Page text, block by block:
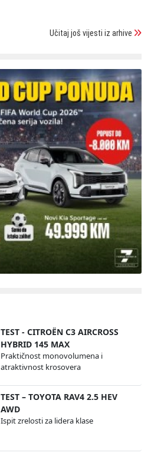
Učitaj još vijesti iz arhive
TEST - CITROËN C3 AIRCROSS
HYBRID 145 MAX
Praktičnost monovolumena i
atraktivnost krosovera
TEST – TOYOTA RAV4 2.5 HEV
AWD
Ispit zrelosti za lidera klase